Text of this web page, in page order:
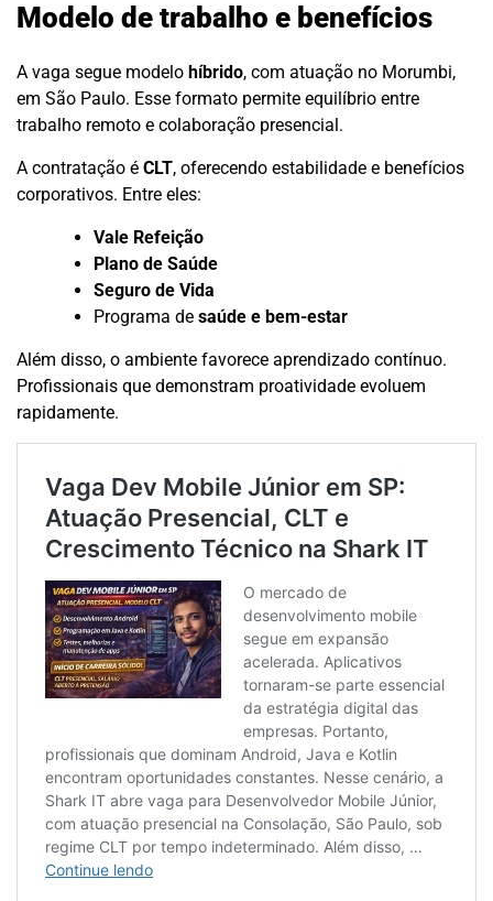
Modelo de trabalho e benefícios
A vaga segue modelo híbrido, com atuação no Morumbi,
em São Paulo. Esse formato permite equilíbrio entre
trabalho remoto e colaboração presencial.
A contratação é CLT, oferecendo estabilidade e benefícios
corporativos. Entre eles:
Vale Refeição
Plano de Saúde
Seguro de Vida
Programa de saúde e bem-estar
Além disso, o ambiente favorece aprendizado contínuo.
Profissionais que demonstram proatividade evoluem
rapidamente.